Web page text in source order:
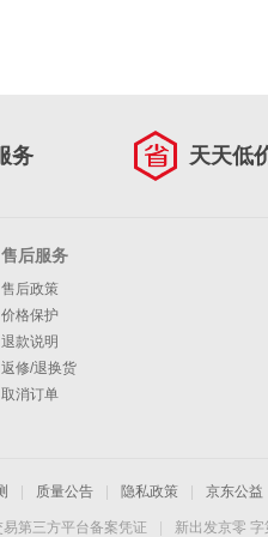
务 天天低
售后服务
售后政策
价格保护
退款说明
返修/退换货
取消订单
质量公告 隐私政策 京东公益
第三方平台备案凭证 新出发京零